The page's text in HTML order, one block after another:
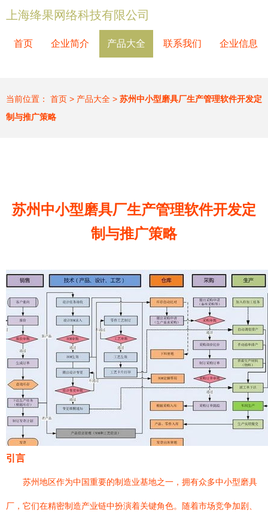
上海绛果网络科技有限公司
首页 企业简介 产品大全 联系我们 企业信息
当前位置： 首页 > 产品大全 > 苏州中小型磨具厂生产管理软件开发定
制与推广策略
苏州中小型磨具厂生产管理软件开发定
制与推广策略
引言
苏州地区作为中国重要的制造业基地之一，拥有众多中小型磨具
厂，它们在精密制造产业链中扮演着关键角色。随着市场竞争加剧、